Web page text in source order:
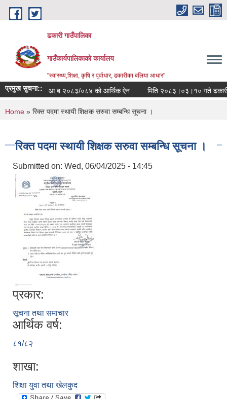
Skip to main content
ढकारी गाउँपालिका
गाउँकार्यपालिकाको कार्यालय
"स्वास्थ्य,शिक्षा, कृषि र पुर्वाधार, ढकारीका बलिया आधार"
प्रमुख सुचना::आ.ब २०८३/०८४ को आर्थिक ऐन मिति
You are here
Home » रिक्त पदमा स्थायी शिक्षक सरुवा सम्बन्धि सूचना ।
रिक्त पदमा स्थायी शिक्षक सरुवा सम्बन्धि सूचना ।
Submitted on: Wed, 06/04/2025 - 14:45
प्रकार:
सूचना तथा समाचार
आर्थिक वर्ष:
८१/८२
शाखा:
शिक्षा युवा तथा खेलकुद